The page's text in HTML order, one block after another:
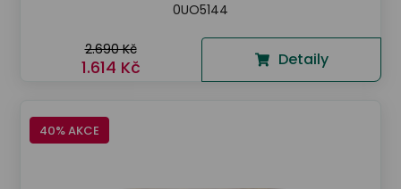
0UO5144
2.690 Kč
1.614 Kč Detaily
40% AKCE